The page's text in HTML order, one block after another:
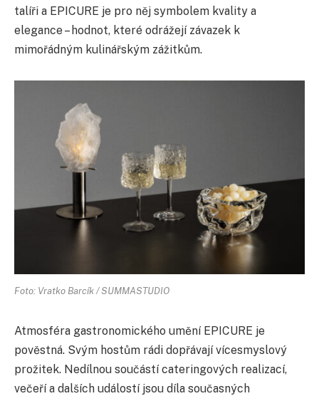
talíři a EPICURE je pro něj symbolem kvality a
elegance – hodnot, které odrážejí závazek k
mimořádným kulinářským zážitkům.
Foto: Vratko Barcík / SUMMASTUDIO
Atmosféra gastronomického umění EPICURE je
pověstná. Svým hostům rádi dopřávají vícesmyslový
prožitek. Nedílnou součástí cateringových realizací,
večeří a dalších událostí jsou díla současných